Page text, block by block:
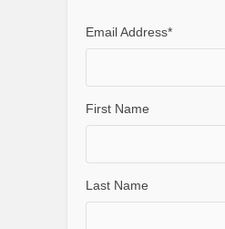
Email Address*
First Name
Last Name